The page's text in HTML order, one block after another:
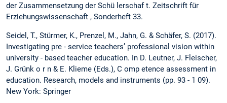
der Zusammensetzung der Schü lerschaf t. Zeitschrift für
Erziehungswissenschaft , Sonderheft 33.
Seidel, T., Stürmer, K., Prenzel, M., Jahn, G. & Schäfer, S. (2017).
Investigating pre - service teachers’ professional vision within
university - based teacher education. In D. Leutner, J. Fleischer,
J. Grünk o r n & E. Klieme (Eds.), C omp etence assessment in
education. Research, models and instruments (pp. 93 - 1 09).
New York: Springer